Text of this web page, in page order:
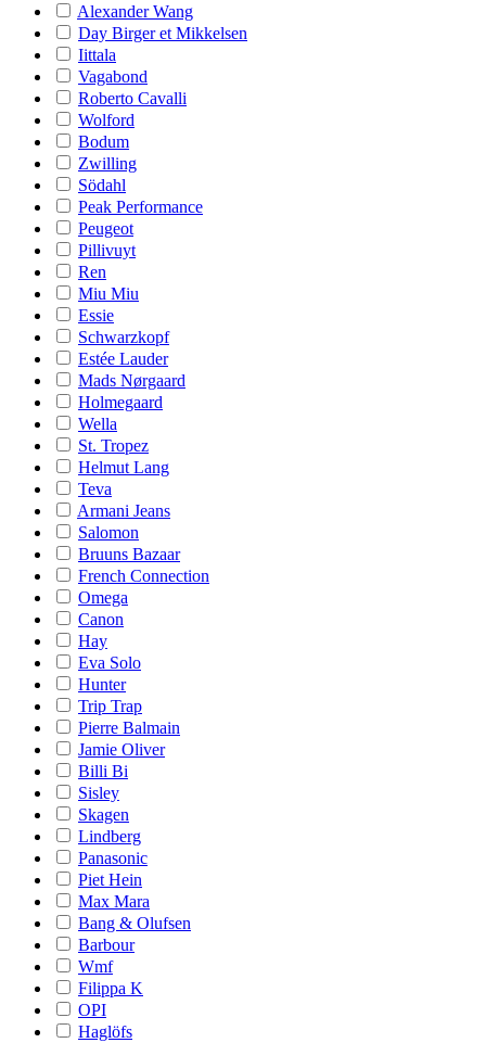
Alexander Wang
Day Birger et Mikkelsen
Iittala
Vagabond
Roberto Cavalli
Wolford
Bodum
Zwilling
Södahl
Peak Performance
Peugeot
Pillivuyt
Ren
Miu Miu
Essie
Schwarzkopf
Estée Lauder
Mads Nørgaard
Holmegaard
Wella
St. Tropez
Helmut Lang
Teva
Armani Jeans
Salomon
Bruuns Bazaar
French Connection
Omega
Canon
Hay
Eva Solo
Hunter
Trip Trap
Pierre Balmain
Jamie Oliver
Billi Bi
Sisley
Skagen
Lindberg
Panasonic
Piet Hein
Max Mara
Bang & Olufsen
Barbour
Wmf
Filippa K
OPI
Haglöfs